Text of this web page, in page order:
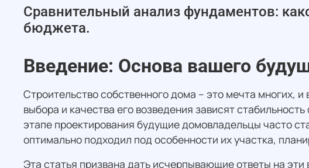
Сравнительный анализ фундаментов:
бюджета.
Введение: Основа вашего
Строительство собственного дома – это мечта многих,
выбора и качества его возведения зависят
этапе проектирования будущие домовладельцы часто
оптимально подходил под особенности их участка,
Эта статья призвана дать исчерпывающие ответы на